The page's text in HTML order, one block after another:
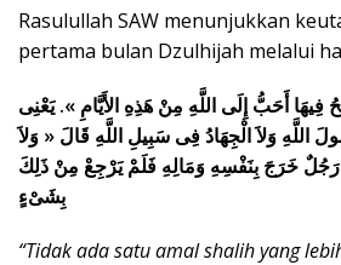
Rasulullah SAW menunjukkan
pertama bulan Dzulhijah melalui
فِيهَا أَحَبُّ إِلَى اللَّهِ مِنْ هَذِهِ الأَيَّامِ ». يَعْنِى
اللَّهِ وَلاَ الْجِهَادُ فِى سَبِيلِ اللَّهِ قَالَ « وَلاَ
رَجُلٌ خَرَجَ بِنَفْسِهِ وَمَالِهِ فَلَمْ يَرْجِعْ مِنْ ذَلِكَ
بِشَىْءٍ
“Tidak ada satu amal shalih yang